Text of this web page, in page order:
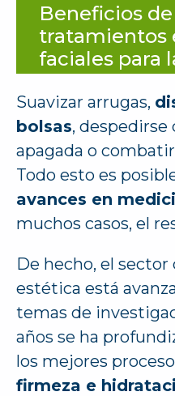
Beneficios
tratamientos
faciales para
Suavizar arrugas,
bolsas, despedirse
apagada o
Todo esto es
avances en
muchos casos, el
De hecho, el
estética está
temas de
años se ha
los mejores
firmeza e